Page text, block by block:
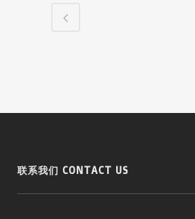
联系我们 CONTACT US